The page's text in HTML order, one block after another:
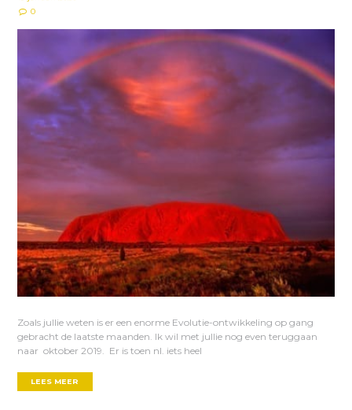
0
Zoals jullie weten is er een enorme Evolutie-ontwikkeling op gang
gebracht de laatste maanden. Ik wil met jullie nog even teruggaan
naar oktober 2019. Er is toen nl. iets heel
LEES MEER